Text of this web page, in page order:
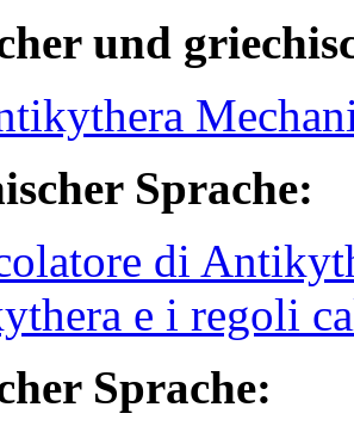
und
Sprache:
di
e i regoli
Sprache: